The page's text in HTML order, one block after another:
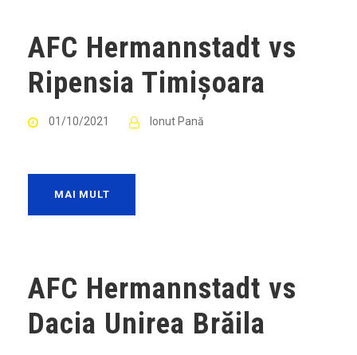
AFC Hermannstadt vs
Ripensia Timișoara
01/10/2021 Ionut Pană
MAI MULT
AFC Hermannstadt vs
Dacia Unirea Brăila